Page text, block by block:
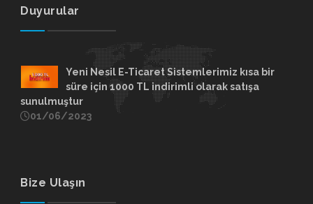
Duyurular
Yeni Nesil E-Ticaret Sistemlerimiz kısa bir
süre için 1000 TL indirimli olarak satışa
sunulmuştur
01/06/2023
Bize Ulaşın